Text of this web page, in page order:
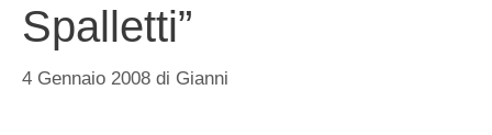
Spalletti”
4 Gennaio 2008 di Gianni